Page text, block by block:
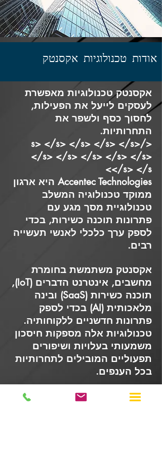
אודות טכנולוגיות אקסנטק
אקסנטק טכנולוגיות מאפשרת
לעסקים לייעל את הפעילות,
לחסוך כסף ולשפר את
התחרותיות.
</s> </s> </s> </s> </s>
</s> </s> </s> </s> </s>
</s> </s>
Accentec Technologies היא ארגון
ממוקד טכנולוגיה המשלב
טכנולוגיית מסך מגע עם
פתרונות תוכנה כשירות, בכדי
לספק ערך כלכלי לאנשי תעשייה
רבים.
אקסנטק משתמשת בחומרת
מחשבים, אינטרנט הדברים (IoT),
תוכנה כשירות (SaaS) ובינה
מלאכותית (AI) בכדי לספק
פתרונות חדשניים ללקוחותיה.
טכנולוגיות אלה מספקות חיסכון
משמעותי בעלויות ושיפורים
תפעוליים המובילים לתחרותיות
בכל הענפים.
אנו מספקים ערך לחקלאות